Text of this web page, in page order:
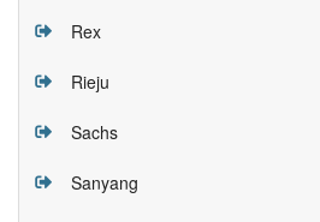
Rex
Rieju
Sachs
Sanyang